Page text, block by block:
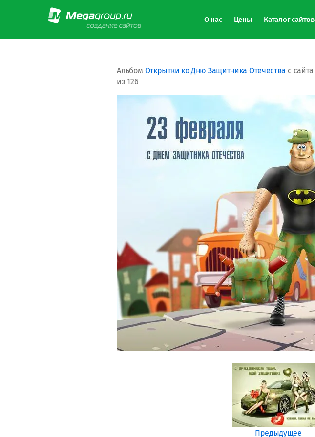
О нас Цены Каталог сайтов
Альбом Открытки ко Дню Защитника Отечества с сайта
из 126
Предыдущее